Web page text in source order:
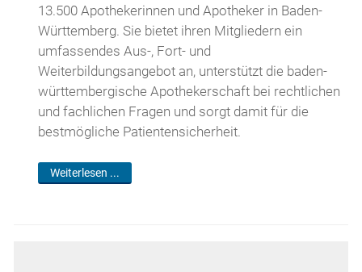
13.500 Apothekerinnen und Apotheker in Baden-
Württemberg. Sie bietet ihren Mitgliedern ein
umfassendes Aus-, Fort- und
Weiterbildungsangebot an, unterstützt die baden-
württembergische Apothekerschaft bei rechtlichen
und fachlichen Fragen und sorgt damit für die
bestmögliche Patientensicherheit.
Weiterlesen ...